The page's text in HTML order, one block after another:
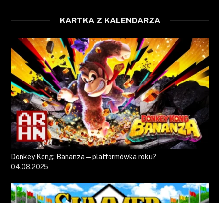
KARTKA Z KALENDARZA
Donkey Kong: Bananza — platformówka roku?
04.08.2025